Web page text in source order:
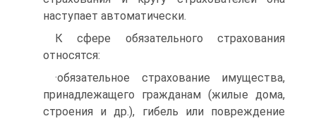
наступает автоматически.
К сфере обязательного страхования
относятся:
·обязательное страхование имущества,
принадлежащего гражданам (жилые дома,
строения и др.), гибель или повреждение